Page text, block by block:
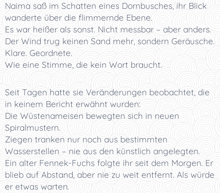
Naima saß im Schatten eines Dornbusches, ihr Blick
wanderte über die flimmernde Ebene.
Es war heißer als sonst. Nicht messbar – aber anders.
Der Wind trug keinen Sand mehr, sondern Geräusche.
Klare. Geordnete.
Wie eine Stimme, die kein Wort braucht.
Seit Tagen hatte sie Veränderungen beobachtet, die
in keinem Bericht erwähnt wurden:
Die Wüstenameisen bewegten sich in neuen
Spiralmustern.
Ziegen tranken nur noch aus bestimmten
Wasserstellen – nie aus den künstlich angelegten.
Ein alter Fennek-Fuchs folgte ihr seit dem Morgen. Er
blieb auf Abstand, aber nie zu weit entfernt. Als würde
er etwas warten.